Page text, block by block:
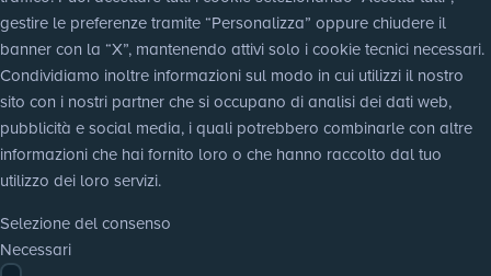
gestire le preferenze tramite “Personalizza” oppure chiudere il
banner con la “X”, mantenendo attivi solo i cookie tecnici necessari.
Condividiamo inoltre informazioni sul modo in cui utilizzi il nostro
sito con i nostri partner che si occupano di analisi dei dati web,
pubblicità e social media, i quali potrebbero combinarle con altre
informazioni che hai fornito loro o che hanno raccolto dal tuo
utilizzo dei loro servizi.
Selezione del consenso
Necessari